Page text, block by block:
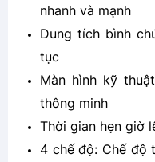
nhanh và mạnh
Dung tích bình
tục
Màn hình kỹ
thông minh
Thời gian hẹn giờ
4 chế độ: Chế độ